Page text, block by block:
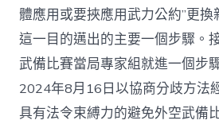
體應用或要挾應用武力公約”更
這一目的邁出的主要一個步驟。
武備比賽當局專家組就進一個步
2024年8月16日以協商分歧方法
具有法令束縛力的避免外空武備